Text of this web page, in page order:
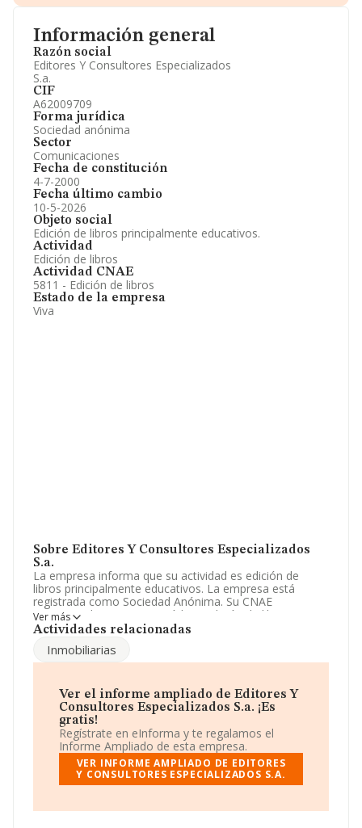
Información general
Razón social
Editores Y Consultores Especializados
S.a.
CIF
A62009709
Forma jurídica
Sociedad anónima
Sector
Comunicaciones
Fecha de constitución
4-7-2000
Fecha último cambio
10-5-2026
Objeto social
Edición de libros principalmente educativos.
Actividad
Edición de libros
Actividad CNAE
5811 - Edición de libros
Estado de la empresa
Viva
Sobre Editores Y Consultores Especializados
S.a.
La empresa informa que su actividad es edición de
libros principalmente educativos. La empresa está
registrada como Sociedad Anónima. Su CNAE
corresponde a 5811 con código 'Edición de libros'. La
empresa es exportadora.
Dentro del ranking de empresas elaborado por
INFORMA, atendiendo a los niveles de facturación,
compañía ha perdido 64 puestos en el ranking sectorial,
pasando del 156 al 220. Éstas son algunas de las
empresas que la superan en el ranking de sectores:
Olmak Trade S.L yEdiciones El Grano de Mostaza
; algunas de las empresas que la siguen en la
clasificación del sector sonGrupo Aula Medica S.L
Urban Next Europe S.L. En el ranking nacional, ha
bajado 84.718 puestos pasando del 141.217 al 225.935.
Somagic S.LyElectromontajes Ismon S.L; entre las
Ver más
Actividades relacionadas
Inmobiliarias
Ver el informe ampliado de Editores Y
Consultores Especializados S.a. ¡Es
gratis!
Regístrate en eInforma y te regalamos el
Informe Ampliado de esta empresa.
VER INFORME AMPLIADO DE EDITORES
Y CONSULTORES ESPECIALIZADOS S.A.
Accionistas.
Artículos de prensa publicados sobre la empresa.
Información oficial y registral complementaria.